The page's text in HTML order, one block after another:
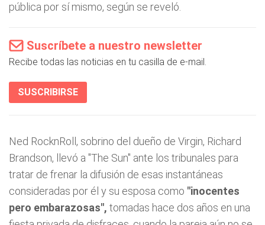
pública por sí mismo, según se reveló.
Suscríbete a nuestro newsletter
Recibe todas las noticias en tu casilla de e-mail.
SUSCRIBIRSE
Ned RocknRoll, sobrino del dueño de Virgin, Richard
Brandson, llevó a "The Sun" ante los tribunales para
tratar de frenar la difusión de esas instantáneas
consideradas por él y su esposa como "inocentes
pero embarazosas", tomadas hace dos años en una